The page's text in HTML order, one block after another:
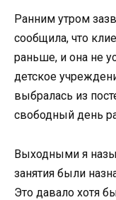
Ранним утром
сообщила, что
раньше, и она не
детское
выбралась из
свободный день
Выходными я
занятия были
Это давало хотя